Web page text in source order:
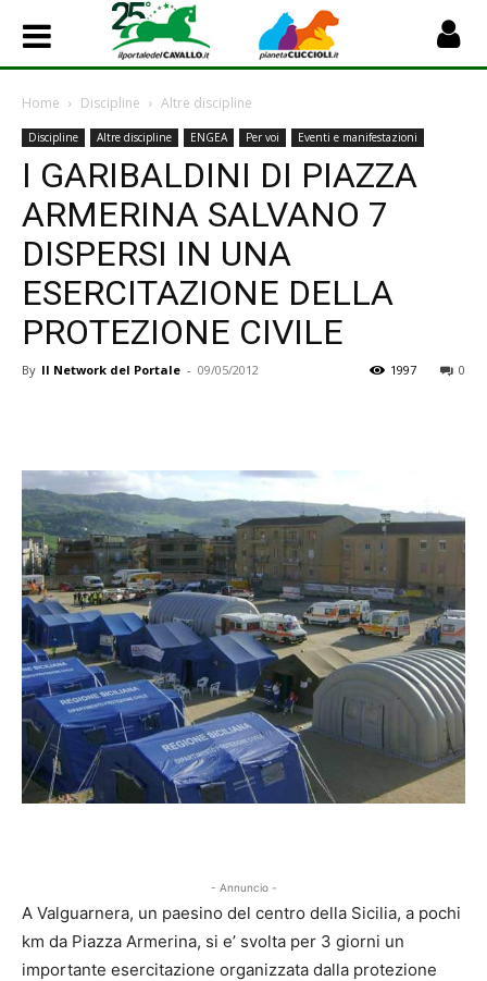
Home Discipline Altre discipline
Discipline Altre discipline ENGEA Per voi Eventi e manifestazioni
I GARIBALDINI DI PIAZZA
ARMERINA SALVANO 7
DISPERSI IN UNA
ESERCITAZIONE DELLA
PROTEZIONE CIVILE
By Il Network del Portale - 09/05/2012 0
1997
- Annuncio -
A Valguarnera, un paesino del centro della Sicilia, a pochi
km da Piazza Armerina, si e’ svolta per 3 giorni un
importante esercitazione organizzata dalla protezione